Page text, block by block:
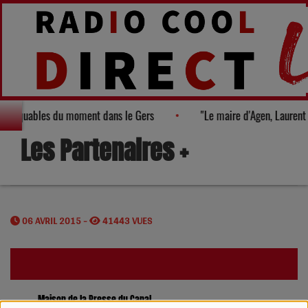
du moment dans le Gers "Le maire d'Agen,
Les Partenaires +
06 AVRIL 2015 - 41443 VUES
Maison de la Presse du Canal